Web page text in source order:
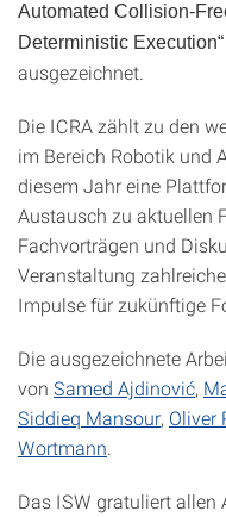
Automated Collision-
Deterministic Execution“
ausgezeichnet.
Die ICRA zählt zu den
im Bereich Robotik und
diesem Jahr eine
Austausch zu aktuellen
Fachvorträgen und
Veranstaltung
Impulse für zukünftige
Die ausgezeichnete
von Samed Ajdinović,
Siddieq Mansour, Oliver
Wortmann
Das ISW gratuliert allen